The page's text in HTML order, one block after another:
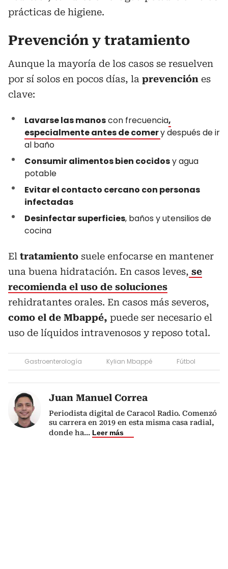
prácticas de higiene.
Prevención y tratamiento
Aunque la mayoría de los casos se resuelven
por sí solos en pocos días, la prevención es
clave:
Lavarse las manoscon frecuencia,
especialmente antes de comery después de ir
al baño
Consumir alimentos bien cocidosy agua
potable
Evitar el contacto cercano con personas
infectadas
Desinfectar superficies, baños y utensilios de
cocina
El tratamiento suele enfocarse en mantener
una buena hidratación. En casos leves, se
recomienda el uso de soluciones
rehidratantes orales. En casos más severos,
como el de Mbappé, puede ser necesario el
uso de líquidos intravenosos y reposo total.
Gastroenterología Kylian Mbappé Fútbol
Juan Manuel Correa
Periodista digital de Caracol Radio. Comenzó
su carrera en 2019 en esta misma casa radial,
donde ha... Leer más